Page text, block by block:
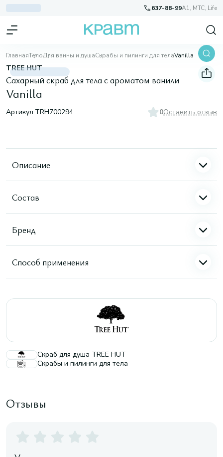
637-88-99A1, МТС, Life
ГлавнаяТелоДля ванны и душаСкрабы и пилинги для телаVanilla
TREE HUT
Сахарный скраб для тела с ароматом ванили
Vanilla
Артикул:TRH700294 0Оставить отзыв
Описание
Состав
Бренд
Способ применения
Скраб для душа TREE HUT
Скрабы и пилинги для тела
Отзывы